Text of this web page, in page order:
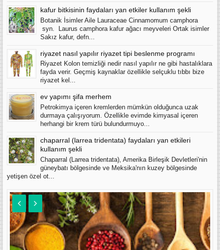
kafur bitkisinin faydaları yan etkiler kullanım şekli
Botanik İsimler Aile Lauraceae Cinnamomum camphora
syn. Laurus camphora kafur ağacı meyveleri Ortak isimler
Sakız kafur, defn...
riyazet nasıl yapılır riyazet tipi beslenme programı
Riyazet Kolon temizliği nedir nasıl yapılır ne gibi hastalıklara
fayda verir. Geçmiş kaynaklar özellikle selçuklu tıbbı bize
riyazet kel...
ev yapımı şifa merhem
Petrokimya içeren kremlerden mümkün olduğunca uzak
durmaya çalışıyorum. Özellikle evimde kimyasal içeren
herhangi bir krem türü bulundurmuyo...
chaparral (larrea tridentata) faydaları yan etkileri
kullanım şekli
Chaparral (Larrea tridentata), Amerika Birleşik Devletleri'nin
güneybatı bölgesinde ve Meksika'nın kuzey bölgesinde
yetişen özel ot...